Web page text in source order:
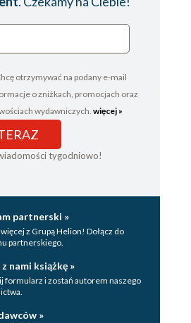
otrzymywać na podany e-mail
o zniżkach, promocjach oraz
wydawniczych. więcej »
tygodniowo!
partnerski »
z Grupą Helion! Dołącz do
partnerskiego.
nami książkę »
formularz i zostań autorem naszego
»